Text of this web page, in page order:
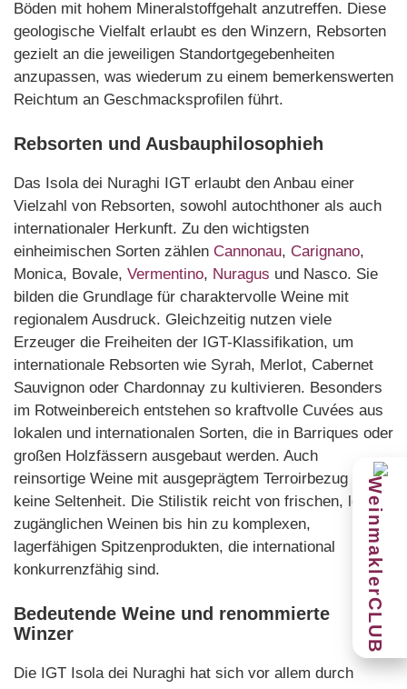
Böden mit hohem Mineralstoffgehalt anzutreffen. Diese
geologische Vielfalt erlaubt es den Winzern, Rebsorten
gezielt an die jeweiligen Standortgegebenheiten
anzupassen, was wiederum zu einem bemerkenswerten
Reichtum an Geschmacksprofilen führt.
Rebsorten und Ausbauphilosophieh
Das Isola dei Nuraghi IGT erlaubt den Anbau einer
Vielzahl von Rebsorten, sowohl autochthoner als auch
internationaler Herkunft. Zu den wichtigsten
einheimischen Sorten zählen Cannonau, Carignano,
Monica, Bovale, Vermentino, Nuragus und Nasco. Sie
bilden die Grundlage für charaktervolle Weine mit
regionalem Ausdruck. Gleichzeitig nutzen viele
Erzeuger die Freiheiten der IGT-Klassifikation, um
internationale Rebsorten wie Syrah, Merlot, Cabernet
Sauvignon oder Chardonnay zu kultivieren. Besonders
im Rotweinbereich entstehen so kraftvolle Cuvées aus
lokalen und internationalen Sorten, die in Barriques oder
großen Holzfässern ausgebaut werden. Auch
reinsortige Weine mit ausgeprägtem Terroirbezug sind
keine Seltenheit. Die Stilistik reicht von frischen, leicht
zugänglichen Weinen bis hin zu komplexen,
lagerfähigen Spitzenprodukten, die international
konkurrenzfähig sind.
Bedeutende Weine und renommierte
Winzer
Die IGT Isola dei Nuraghi hat sich vor allem durch